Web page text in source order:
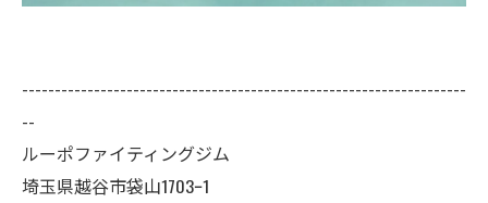
--------------------------------------------------------------------
--
ルーポファイティングジム
埼玉県越谷市袋山1703ｰ1